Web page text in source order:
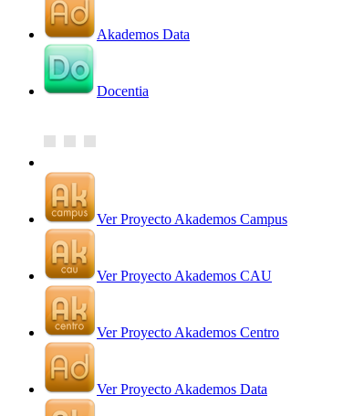
Akademos Data
Docentia
Ver Proyecto Akademos Campus
Ver Proyecto Akademos CAU
Ver Proyecto Akademos Centro
Ver Proyecto Akademos Data